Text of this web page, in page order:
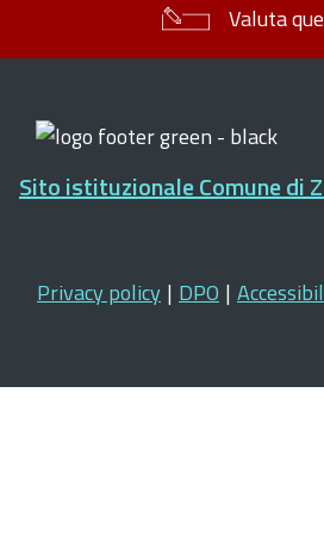
Valuta
Sito istituzionale Comune di
Privacy policy | DPO |